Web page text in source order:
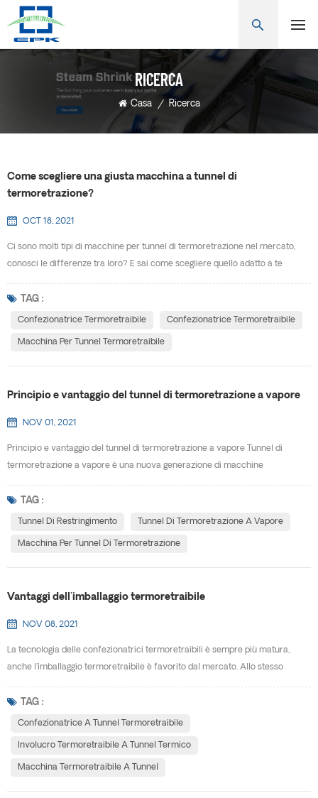
RICERCA
Casa / Ricerca
Come scegliere una giusta macchina a tunnel di
termoretrazione?
OCT 18, 2021
Ci sono molti tipi di macchine per tunnel di termoretrazione nel mercato,
conosci le differenze tra loro? E sai come scegliere quello adatto a te
macchina termoretraibile, macchina termoretraibile, confezionatrice
termoretraibile, confezionatrice con film termoretraibile, termoretraibile per
TAG :
Confezionatrice Termoretraibile Confezionatrice Termoretraibile
Macchina Per Tunnel Termoretraibile
Principio e vantaggio del tunnel di termoretrazione a vapore
NOV 01, 2021
Principio e vantaggio del tunnel di termoretrazione a vapore Tunnel di
termoretrazione a vapore è una nuova generazione di macchine
spostamento, installazione rapida, facile da regolare. Può essere utilizzato
indipendentemente o aggiunto alla linea di produzione. Utilizzando la
TAG :
Tunnel Di Restringimento Tunnel Di Termoretrazione A Vapore
Macchina Per Tunnel Di Termoretrazione
Vantaggi dell'imballaggio termoretraibile
NOV 08, 2021
La tecnologia delle confezionatrici termoretraibili è sempre più matura,
anche l'imballaggio termoretraibile è favorito dal mercato. Allo stesso
perché l'imballaggio termoretraibile si svilupperà così velocemente e quali
sono i vantaggi dell'utilizzo? involucro termoretraibile a tunnel termico? (1)
TAG :
Confezionatrice A Tunnel Termoretraibile
Involucro Termoretraibile A Tunnel Termico
Macchina Termoretraibile A Tunnel